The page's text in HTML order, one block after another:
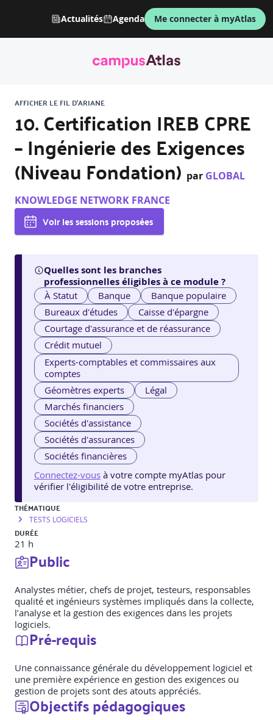
Actualités Agenda Me connecter à myAtlas
AFFICHER LE FIL D'ARIANE
10. Certification IREB CPRE
– Ingénierie des Exigences
(Niveau Fondation) par GLOBAL
KNOWLEDGE NETWORK FRANCE
Voir les sessions proposées
Quelles sont les branches
professionnelles éligibles à ce module ?
À Statut Banque
Banque populaire
Bureaux d'études
Caisse d'épargne
Courtage d'assurance et de réassurance
Crédit mutuel
Experts-comptables et commissaires aux
comptes
Géomètres experts
Légal
Marchés financiers
Sociétés d'assistance
Sociétés d'assurances
Sociétés financières
Connectez-vous à votre compte myAtlas pour
vérifier l'éligibilité de votre entreprise.
THÉMATIQUE
TESTS LOGICIELS
DURÉE
21 h
Public
Analystes métier, chefs de projet, testeurs, responsables
qualité et ingénieurs systèmes impliqués dans la collecte,
l’analyse et la gestion des exigences dans les projets
logiciels.
Pré-requis
Une connaissance générale du développement logiciel et
une première expérience en gestion des exigences ou
gestion de projets sont des atouts appréciés.
Objectifs pédagogiques